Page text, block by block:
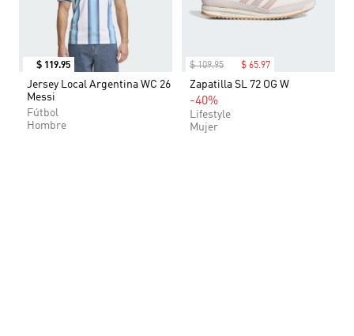
$ 119.95
Jersey Local Argentina WC 26
Messi
Fútbol
Hombre
$ 109.95 $ 65.97
Zapatilla SL 72 OG W
-40%
Lifestyle
Mujer